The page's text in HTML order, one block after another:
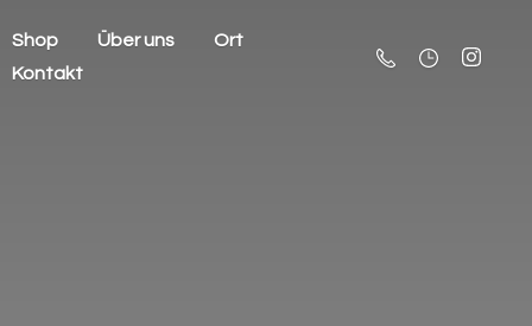
Shop Über uns
Ort
Kontakt